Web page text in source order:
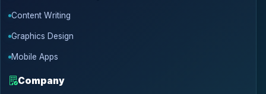
Content Writing
Graphics Design
Mobile Apps
Company